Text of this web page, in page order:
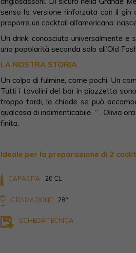
senso la versione rinforzata con il
proporre un cocktail all’americana:
Un drink conosciuto universalmente e
una popolarità seconda solo all’Old
LA NOSTRA STORIA
Un colpo di fulmine, come pochi. Un
Tutti i tavolini del bar in piazzetta
troppo tardi, le chiede se può
qualcosa di indimenticabile. “ . Olivia
finita.
Ideale per la preparazione di 2
CAPACITÀ 20 CL
GRADAZIONE 28°
SCHEDA TECNICA